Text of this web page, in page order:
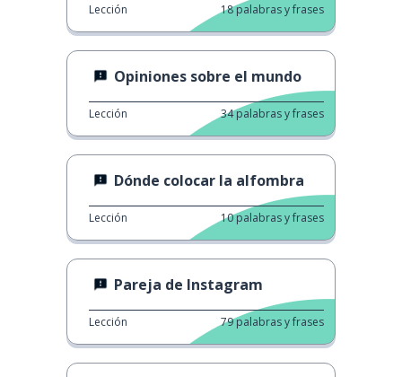
Lección 18palabras y frases
Opiniones sobre el mundo
Lección 34palabras y frases
Dónde colocar la alfombra
Lección 10palabras y frases
Pareja de Instagram
Lección 79palabras y frases